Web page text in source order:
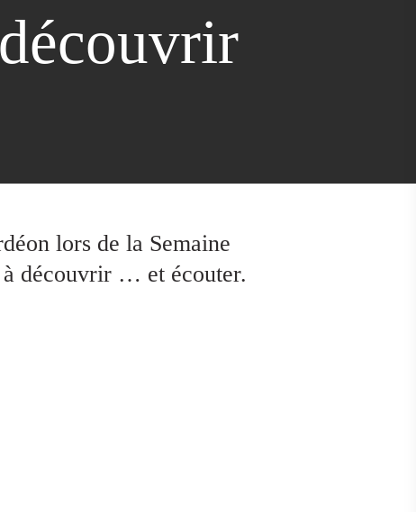
lors de la Semaine
découvrir … et écouter.